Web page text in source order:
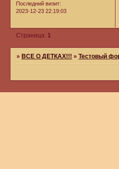
Последний визит:
2023-12-23 22:19:03
Страница: 1
»ВСЕ О ДЕТКАХ!!! »Тестовый